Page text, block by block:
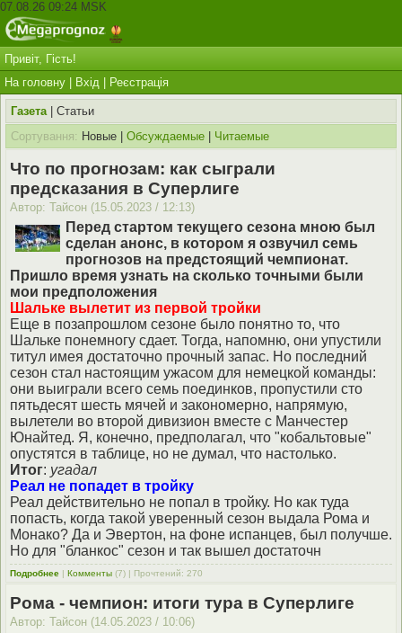
07.08.26 09:24 MSK
Привіт, Гість!
На головну
Вхід Реєстрація
Газета| Статьи
Сортування: Новые | Обсуждаемые Читаемые
Что по прогнозам: как сыграли
предсказания в Суперлиге
Автор: Тайсон (15.05.2023 / 12:13)
Перед стартом текущего сезона мною был
сделан анонс, в котором я озвучил семь
прогнозов на предстоящий чемпионат.
Пришло время узнать на сколько точными были
мои предположения
Шальке вылетит из первой тройки
Еще в позапрошлом сезоне было понятно то, что
Шальке понемногу сдает. Тогда, напомню, они упустили
титул имея достаточно прочный запас. Но последний
сезон стал настоящим ужасом для немецкой команды:
они выиграли всего семь поединков, пропустили сто
пятьдесят шесть мячей и закономерно, напрямую,
вылетели во второй дивизион вместе с Манчестер
Юнайтед. Я, конечно, предполагал, что "кобальтовые"
опустятся в таблице, но не думал, что настолько.
Итог: угадал
Реал не попадет в тройку
Реал действительно не попал в тройку. Но как туда
попасть, когда такой уверенный сезон выдала Рома и
Монако? Да и Эвертон, на фоне испанцев, был получше.
Но для "бланкос" сезон и так вышел достаточн
Подробнее | Комменты (7) | Прочтений: 270
Рома - чемпион: итоги тура в Суперлиге
Автор: Тайсон (14.05.2023 / 10:06)